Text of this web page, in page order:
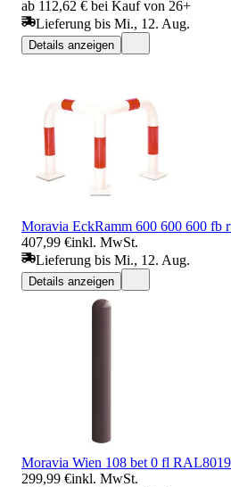
ab 112,62 € bei Kauf von 26+
Lieferung bis Mi., 12. Aug.
Details anzeigen
Moravia EckRamm 600 600 600 fb
407,99 €inkl. MwSt.
Lieferung bis Mi., 12. Aug.
Details anzeigen
Moravia Wien 108 bet 0 fl
299,99 €inkl. MwSt.